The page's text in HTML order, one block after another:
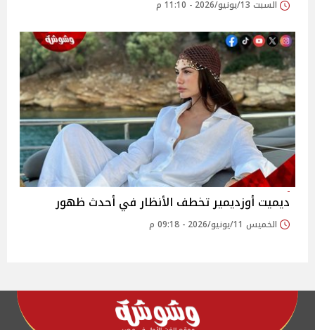
السبت 13/يونيو/2026 - 11:10 م
ديميت أوزديمير تخطف الأنظار في أحدث ظهور
الخميس 11/يونيو/2026 - 09:18 م